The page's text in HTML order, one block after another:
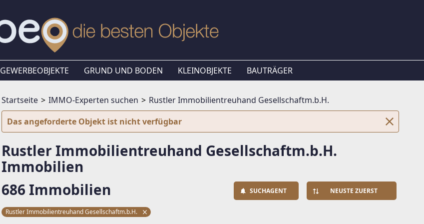
GEWERBEOBJEKTE GRUND UND BODEN KLEINOBJEKTE BAUTRÄGER
Startseite IMMO-Experten suchen
Rustler Immobilientreuhand Gesellschaftm.b.H.
Das angeforderte Objekt ist nicht verfügbar
Rustler Immobilientreuhand Gesellschaftm.b.H.
Immobilien
686 Immobilien
SUCHAGENT NEUSTE ZUERST
Rustler Immobilientreuhand Gesellschaftm.b.H.